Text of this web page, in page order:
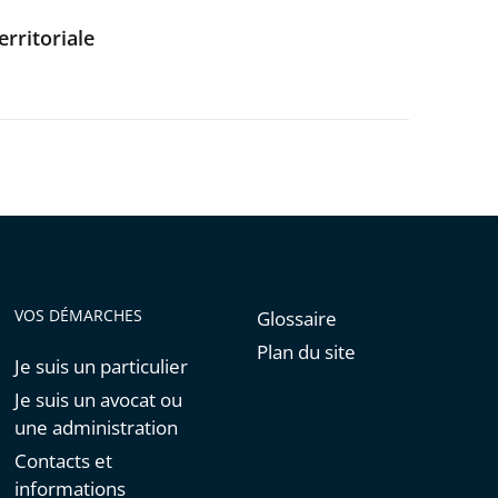
VOS DÉMARCHES
Je suis un particulier
Je suis un avocat ou
une administration
Contacts et
informations
Glossaire
Plan du site